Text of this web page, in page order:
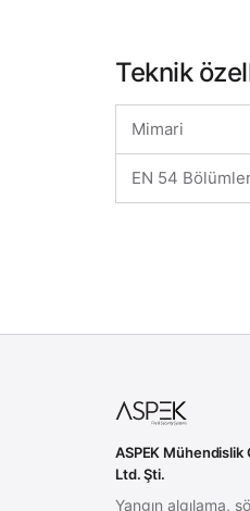
Teknik
Mimari
EN 54
ASPEK
Ltd. Şti.
Yangın algılama,